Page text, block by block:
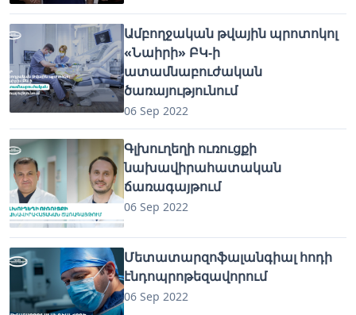
Ամբողջական թվային պրոտոկոլ
«Նաիրի» ԲԿ-ի
ատամնաբուժական
ծառայությունում
06 Sep 2022
Գլխուղեղի ուռուցքի
նախավիրահատական
ճառագայթում
06 Sep 2022
Մետատարզոֆալանգիալ հոդի
էնդոպրոթեզավորում
06 Sep 2022